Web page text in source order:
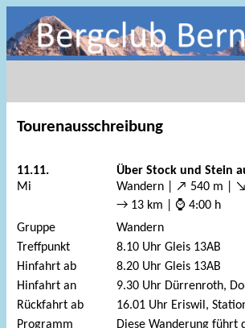
Tourenausschreibung
11.11.
Mi
Über Stock und Stein
Wandern | ↗ 540 m |
→ 13 km | ⌚ 4:00 h
Gruppe
Wandern
Treffpunkt
8.10 Uhr Gleis 13AB
Hinfahrt ab
8.20 Uhr Gleis 13AB
Hinfahrt an
9.30 Uhr Dürrenroth,
Rückfahrt ab
16.01 Uhr Eriswil,
Programm
Diese Wanderung führt